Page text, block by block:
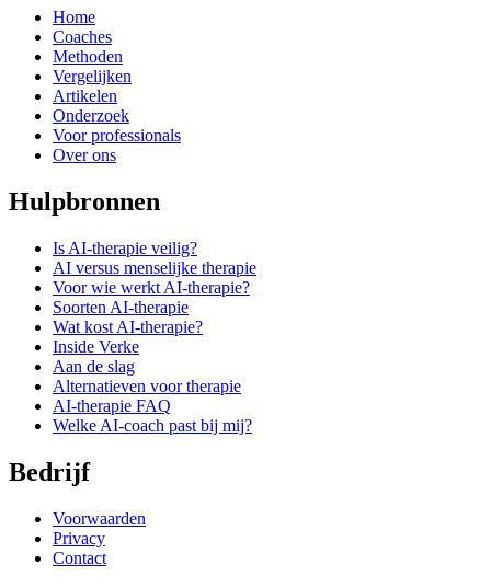
Home
Coaches
Methoden
Vergelijken
Artikelen
Onderzoek
Voor professionals
Over ons
Hulpbronnen
Is AI-therapie veilig?
AI versus menselijke therapie
Voor wie werkt AI-therapie?
Soorten AI-therapie
Wat kost AI-therapie?
Inside Verke
Aan de slag
Alternatieven voor therapie
AI-therapie FAQ
Welke AI-coach past bij mij?
Bedrijf
Voorwaarden
Privacy
Contact